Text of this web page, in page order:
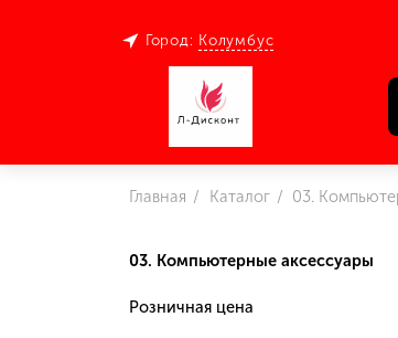
Город: Колумбус
Главная Каталог 03.
03. Компьютерные аксессуары
Розничная цена